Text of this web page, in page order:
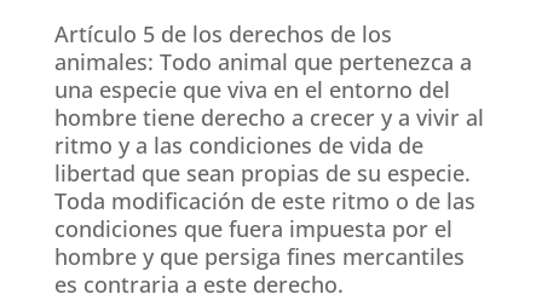
Artículo 5 de los derechos de los
animales: Todo animal que pertenezca a
una especie que viva en el entorno del
hombre tiene derecho a crecer y a vivir al
ritmo y a las condiciones de vida de
libertad que sean propias de su especie.
Toda modificación de este ritmo o de las
condiciones que fuera impuesta por el
hombre y que persiga fines mercantiles
es contraria a este derecho.